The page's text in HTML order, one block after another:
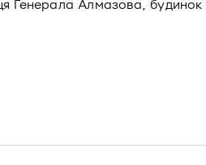
Генерала Алмазова, будинок